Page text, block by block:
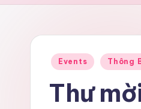
D.C.
Metropolitan
Posted
Events Thông
Thư